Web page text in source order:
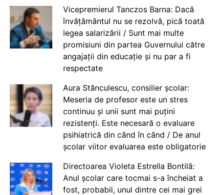
Vicepremierul Tanczos Barna: Dacă
învățământul nu se rezolvă, pică toată
legea salarizării / Sunt mai multe
promisiuni din partea Guvernului către
angajații din educație și nu par a fi
respectate
Aura Stănculescu, consilier școlar:
Meseria de profesor este un stres
continuu și unii sunt mai puțini
rezistenți. Este necesară o evaluare
psihiatrică din când în când / De anul
școlar viitor evaluarea este obligatorie
Directoarea Violeta Estrella Bontilă:
Anul școlar care tocmai s-a încheiat a
fost, probabil, unul dintre cei mai grei